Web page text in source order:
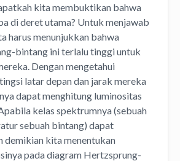
kita membuktikan bahwa
di deret utama? Untuk menjawab
harus menunjukkan bahwa
bintang ini terlalu tinggi untuk
Dengan mengetahui
latar depan dan jarak mereka
dapat menghitung luminositas
kelas spektrumnya (sebuah
sebuah bintang) dapat
demikian kita menentukan
pada diagram Hertzsprung-